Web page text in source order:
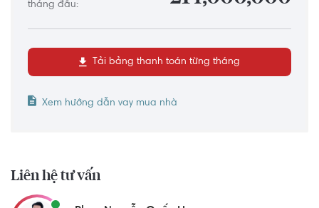
tháng đầu:
Tải bảng thanh toán từng tháng
Xem hướng dẫn vay mua nhà
Liên hệ tư vấn